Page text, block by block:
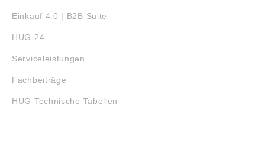
Einkauf 4.0 | B2B Suite
HUG 24
Serviceleistungen
Fachbeiträge
HUG Technische Tabellen